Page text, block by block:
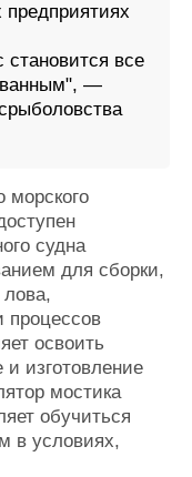
становится все
—
морского
судна
для сборки,
процессов
освоить
и изготовление
мостика
обучиться
в условиях,